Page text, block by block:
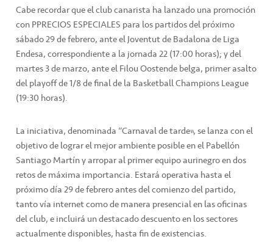
Cabe recordar que el club canarista ha lanzado una promoción
con PPRECIOS ESPECIALES para los partidos del próximo
sábado 29 de febrero, ante el Joventut de Badalona de Liga
Endesa, correspondiente a la jornada 22 (17:00 horas); y del
martes 3 de marzo, ante el Filou Oostende belga, primer asalto
del playoff de 1/8 de final de la Basketball Champions League
(19:30 horas).
La iniciativa, denominada “Carnaval de tarde”, se lanza con el
objetivo de lograr el mejor ambiente posible en el Pabellón
Santiago Martín y arropar al primer equipo aurinegro en dos
retos de máxima importancia. Estará operativa hasta el
próximo día 29 de febrero antes del comienzo del partido,
tanto vía internet como de manera presencial en las oficinas
del club, e incluirá un destacado descuento en los sectores
actualmente disponibles, hasta fin de existencias.